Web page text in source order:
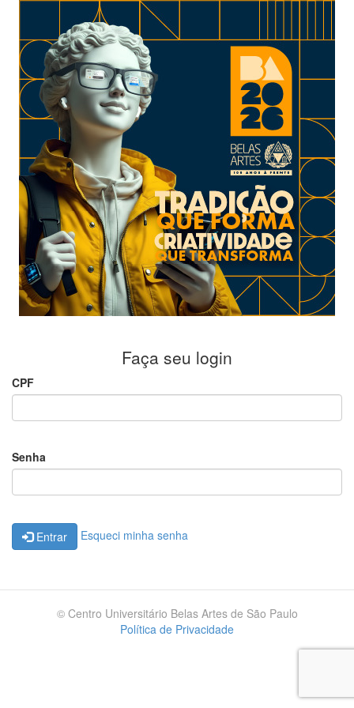
Faça seu login
CPF
Senha
Entrar Esqueci minha senha
© Centro Universitário Belas Artes de São Paulo
Política de Privacidade